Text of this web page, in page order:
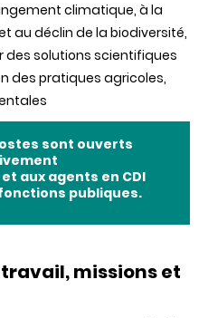
climatique, à la
au déclin de la biodiversité,
des solutions scientifiques
des pratiques agricoles,
sont ouverts
aux agents en CDI
publiques.
missions et